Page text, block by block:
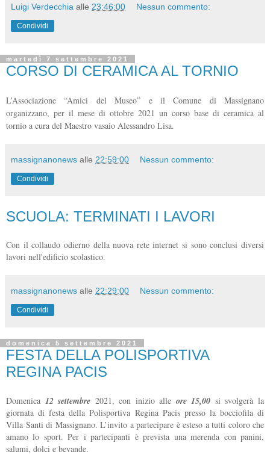
Luigi Verdecchia alle 23:46:00 Nessun commento:
Condividi
martedì 7 settembre 2021
CORSO DI CERAMICA AL TORNIO
L’Associazione “Amici del Museo” e il Comune di Massignano
organizzano, per il mese di ottobre 2021 un corso base di ceramica al
tornio a cura del Maestro vasaio Alessandro Lisa.
massignanonews alle 22:59:00 Nessun commento:
Condividi
SCUOLA: TERMINATI I LAVORI
Con il collaudo odierno della nuova rete internet si sono conclusi diversi
lavori nell'edificio scolastico.
massignanonews alle 22:29:00 Nessun commento:
Condividi
domenica 5 settembre 2021
FESTA DELLA POLISPORTIVA
REGINA PACIS
Domenica 12 settembre 2021, con inizio alle ore 15,00 si svolgerà la
giornata di festa della Polisportiva Regina Pacis presso la bocciofila di
Villa Santi di Massignano. L’invito a partecipare è esteso a tutti coloro che
amano lo sport. Per i partecipanti è prevista una merenda con panini,
salumi, dolci e bevande.